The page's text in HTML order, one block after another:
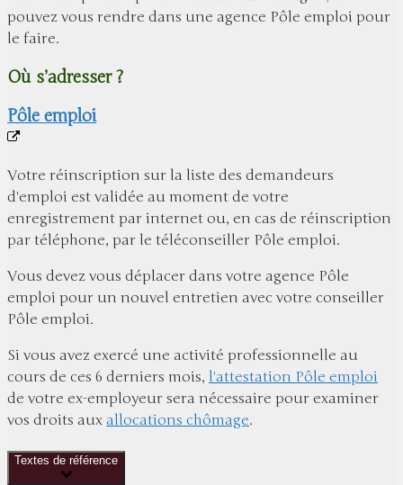
pouvez vous rendre dans une agence Pôle emploi pour
le faire.
Où s’adresser ?
Pôle emploi
Votre réinscription sur la liste des demandeurs
d'emploi est validée au moment de votre
enregistrement par internet ou, en cas de réinscription
par téléphone, par le téléconseiller Pôle emploi.
Vous devez vous déplacer dans votre agence Pôle
emploi pour un nouvel entretien avec votre conseiller
Pôle emploi.
Si vous avez exercé une activité professionnelle au
cours de ces 6 derniers mois, l'attestation Pôle emploi
de votre ex-employeur sera nécessaire pour examiner
vos droits aux allocations chômage.
Textes de référence